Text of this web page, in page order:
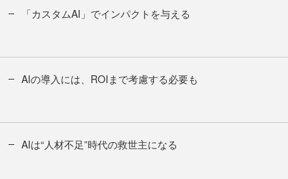
「カスタムAI」でインパクトを与える
AIの導入には、ROIまで考慮する必要も
AIは“人材不足”時代の救世主になる